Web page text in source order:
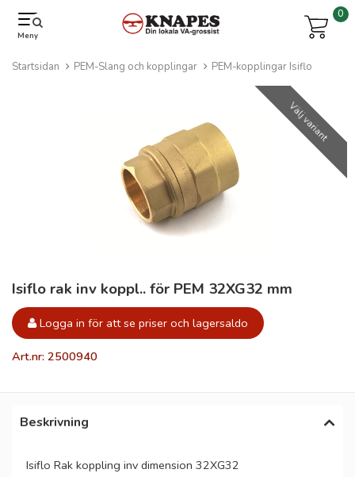
Meny
0
Startsidan PEM-Slang och kopplingar PEM-kopplingar Isiflo
Välj variant
Isiflo rak inv koppl.. för PEM 32XG32 mm
Logga in för att se priser och lagersaldo
Art.nr: 2500940
Beskrivning
Isiflo Rak koppling inv dimension 32XG32